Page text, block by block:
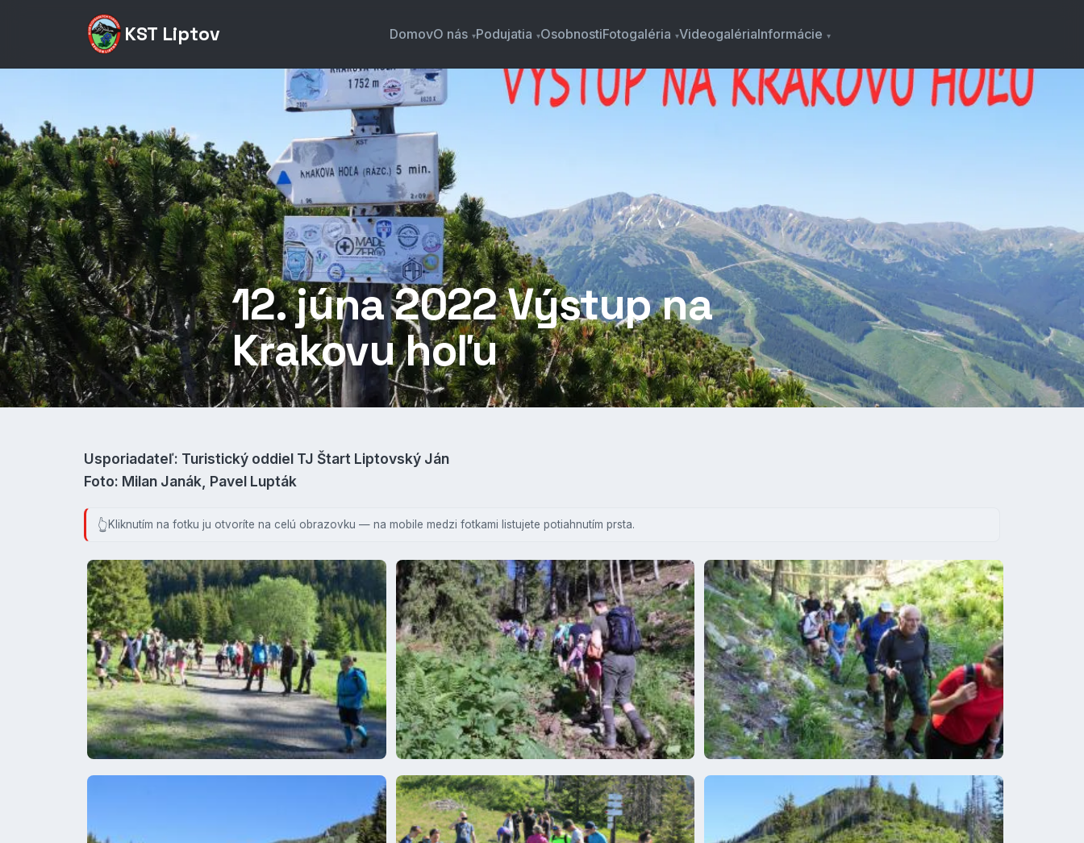
KST Liptov DomovO nás Podujatia OsobnostiFotogaléria VideogalériaInformácie
12. júna 2022 Výstup na
Krakovu hoľu
Usporiadateľ: Turistický oddiel TJ Štart Liptovský Ján
Foto: Milan Janák, Pavel Lupták
Kliknutím na fotku ju otvoríte na celú obrazovku — na mobile medzi fotkami listujete potiahnutím prsta.